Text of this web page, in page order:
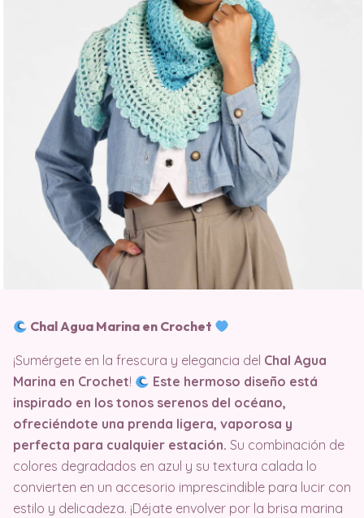
Chal Agua Marina en Crochet
¡Sumérgete en la frescura y elegancia del Chal Agua
Marina en Crochet!
Este hermoso diseño está
inspirado en los tonos serenos del océano,
ofreciéndote una prenda ligera, vaporosa y
perfecta para cualquier estación. Su combinación de
colores degradados en azul y su textura calada lo
convierten en un accesorio imprescindible para lucir con
estilo y delicadeza. ¡Déjate envolver por la brisa marina